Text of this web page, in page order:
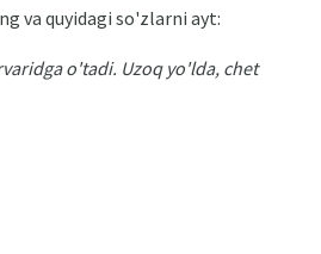
va quyidagi so'zlarni ayt:
o'tadi. Uzoq yo'lda, chet